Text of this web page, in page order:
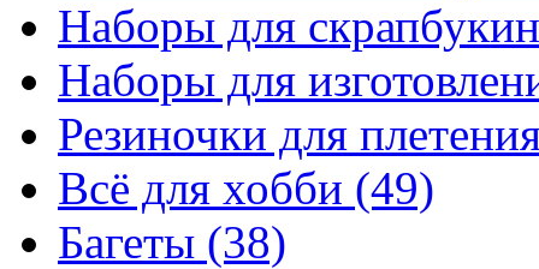
Наборы для
Наборы для
Резиночки для
Всё для хобби (49)
Багеты (38)